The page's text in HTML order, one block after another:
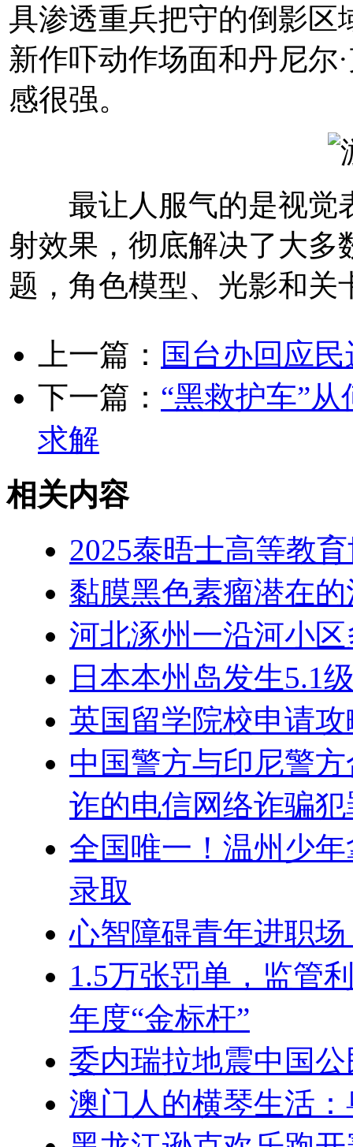
具渗透重兵把守的倒影区
新作吓动作场面和丹尼尔
感很强。
最让人服气的是视觉
射效果，彻底解决了大多
题，角色模型、光影和关
上一篇： 国台办回应
下一篇： “黑救护车”
求解
相关内容
2025泰晤士高等教
黏膜黑色素瘤潜在
河北涿州一沿河小
日本本州岛发生5.1
英国留学院校申请
中国警方与印尼警
诈的电信网络诈骗
全国唯一！温州少
录取
心智障碍青年进职
1.5万张罚单，监管
年度“金标杆”
委内瑞拉地震中国
澳门人的横琴生活